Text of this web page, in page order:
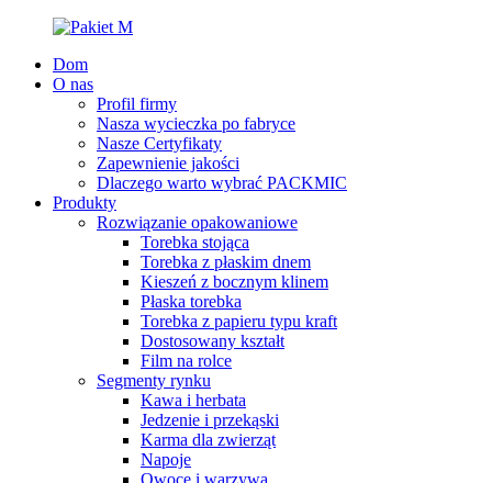
Dom
O nas
Profil firmy
Nasza wycieczka po fabryce
Nasze Certyfikaty
Zapewnienie jakości
Dlaczego warto wybrać PACKMIC
Produkty
Rozwiązanie opakowaniowe
Torebka stojąca
Torebka z płaskim dnem
Kieszeń z bocznym klinem
Płaska torebka
Torebka z papieru typu kraft
Dostosowany kształt
Film na rolce
Segmenty rynku
Kawa i herbata
Jedzenie i przekąski
Karma dla zwierząt
Napoje
Owoce i warzywa